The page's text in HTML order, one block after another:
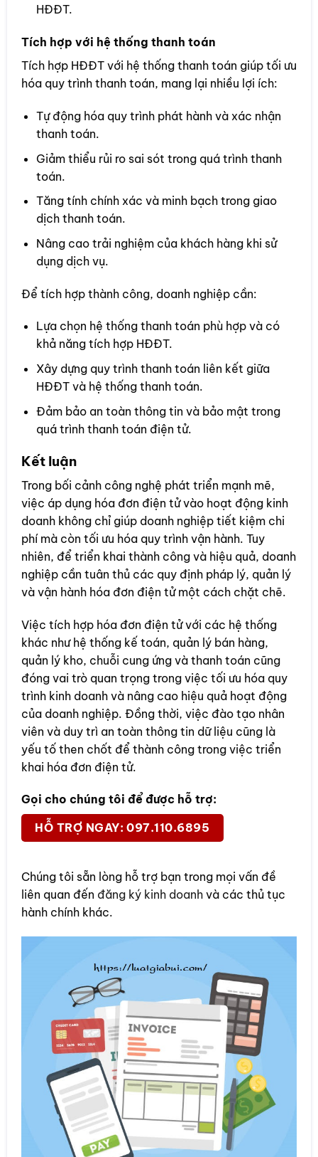
HĐĐT.
Tích hợp với hệ thống thanh toán
Tích hợp HĐĐT với hệ thống thanh toán giúp tối ưu
hóa quy trình thanh toán, mang lại nhiều lợi ích:
Tự động hóa quy trình phát hành và xác nhận
thanh toán.
Giảm thiểu rủi ro sai sót trong quá trình thanh
toán.
Tăng tính chính xác và minh bạch trong giao
dịch thanh toán.
Nâng cao trải nghiệm của khách hàng khi sử
dụng dịch vụ.
Để tích hợp thành công, doanh nghiệp cần:
Lựa chọn hệ thống thanh toán phù hợp và có
khả năng tích hợp HĐĐT.
Xây dựng quy trình thanh toán liên kết giữa
HĐĐT và hệ thống thanh toán.
Đảm bảo an toàn thông tin và bảo mật trong
quá trình thanh toán điện tử.
Kết luận
Trong bối cảnh công nghệ phát triển mạnh mẽ,
việc áp dụng hóa đơn điện tử vào hoạt động kinh
doanh không chỉ giúp doanh nghiệp tiết kiệm chi
phí mà còn tối ưu hóa quy trình vận hành. Tuy
nhiên, để triển khai thành công và hiệu quả, doanh
nghiệp cần tuân thủ các quy định pháp lý, quản lý
và vận hành hóa đơn điện tử một cách chặt chẽ.
Việc tích hợp hóa đơn điện tử với các hệ thống
khác như hệ thống kế toán, quản lý bán hàng,
quản lý kho, chuỗi cung ứng và thanh toán cũng
đóng vai trò quan trọng trong việc tối ưu hóa quy
trình kinh doanh và nâng cao hiệu quả hoạt động
của doanh nghiệp. Đồng thời, việc đào tạo nhân
viên và duy trì an toàn thông tin dữ liệu cũng là
yếu tố then chốt để thành công trong việc triển
khai hóa đơn điện tử.
Gọi cho chúng tôi để được hỗ trợ:
HỖ TRỢ NGAY: 097.110.6895
Chúng tôi sẵn lòng hỗ trợ bạn trong mọi vấn đề
liên quan đến đăng ký kinh doanhvà các thủ tục
hành chính khác.